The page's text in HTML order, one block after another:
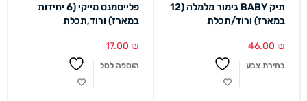
תיק BABY גימור מלמלה (12
במארז) ורוד/תכלת
46.00 ₪
בחירת צבע
פלייסמנט מייקי (6 יחידות
במארז) ורוד,תכלת
17.00 ₪
הוספה לסל